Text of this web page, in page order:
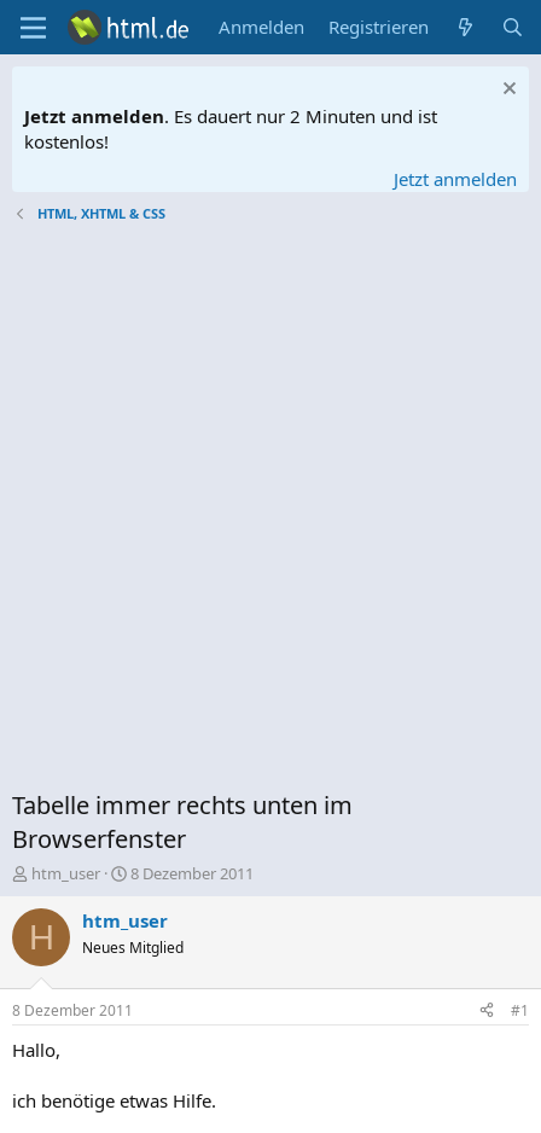
Anmelden Registrieren
Jetzt anmelden. Es dauert nur 2 Minuten und ist
kostenlos!
Jetzt anmelden
HTML, XHTML & CSS
Tabelle immer rechts unten im
Browserfenster
E
s
t
e
l
e
r
htm_user
E
s
t
e
l
t
8 Dezember 2011
H htm_user
Neues Mitglied
8 Dezember 2011 #1
Hallo,
ich benötige etwas Hilfe.